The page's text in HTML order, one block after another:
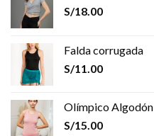
S/18.00
Falda corrugada
S/11.00
Olímpico Algodón
S/15.00